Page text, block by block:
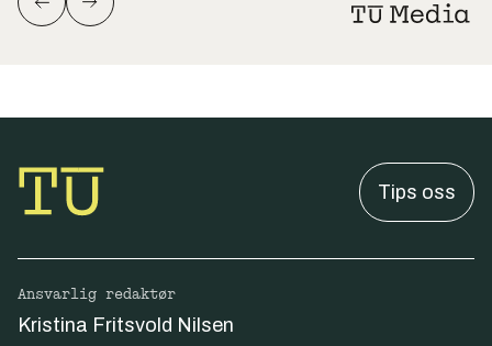
Tips oss
Ansvarlig redaktør
Kristina Fritsvold Nilsen